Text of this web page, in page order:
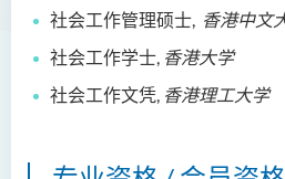
社会工作管理硕士, 香港中文
社会工作学士, 香港大学
社会工作文凭, 香港理工大学
Prof
Prof
Mr
梁汉柱博